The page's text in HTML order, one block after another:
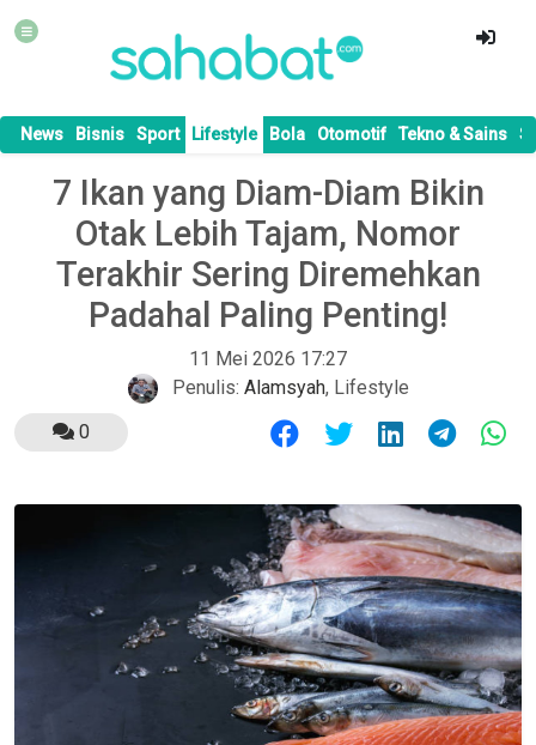
News Bisnis Sport Lifestyle Bola Otomotif Tekno & Sains
7 Ikan yang Diam-Diam Bikin
Otak Lebih Tajam, Nomor
Terakhir Sering Diremehkan
Padahal Paling Penting!
11 Mei 2026 17:27
Penulis: Alamsyah, Lifestyle
0